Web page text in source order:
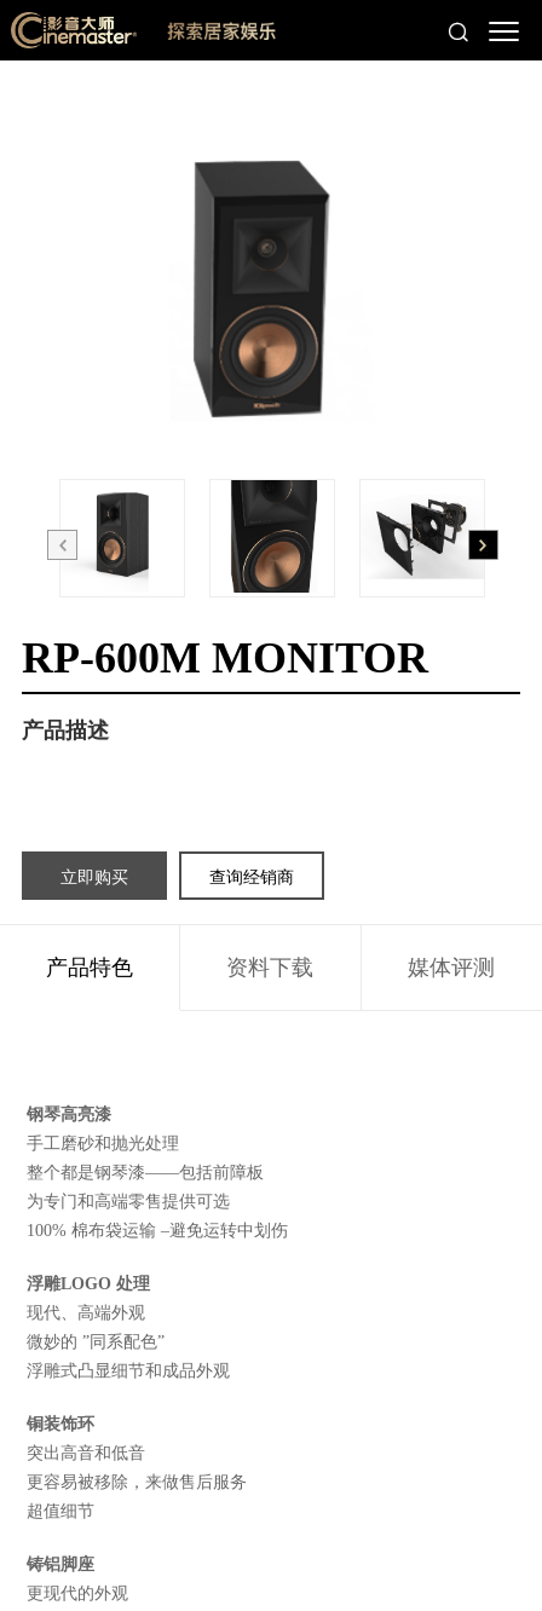
RP-600M MONITOR
产品描述
立即购买 查询经销商
产品特色 资料下载 媒体评测
钢琴高亮漆
手工磨砂和抛光处理
整个都是钢琴漆——包括前障板
为专门和高端零售提供可选
100% 棉布袋运输 –避免运转中划伤
浮雕LOGO 处理
现代、高端外观
微妙的 ”同系配色”
浮雕式凸显细节和成品外观
铜装饰环
突出高音和低音
更容易被移除，来做售后服务
超值细节
铸铝脚座
更现代的外观